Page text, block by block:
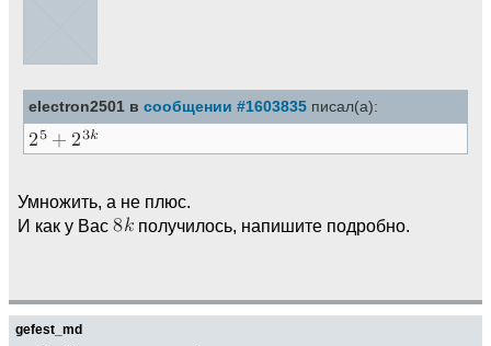
electron2501 в сообщении #1603835 писал(а):
Умножить, а не плюс.
И как у Вас
получилось, напишите подробно.
gefest_md